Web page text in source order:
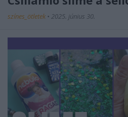
színes_ötletek • 2025. június 30.